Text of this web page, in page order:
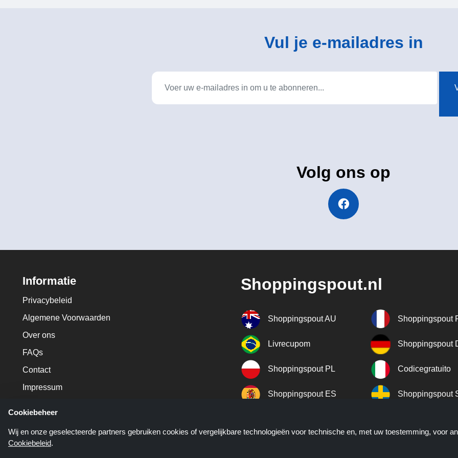
Vul je e-mailadres in
Volg ons op
Informatie
Privacybeleid
Algemene Voorwaarden
Over ons
FAQs
Contact
Impressum
Shoppingspout.nl
Shoppingspout AU Shoppingspout
Livrecupom Shoppingspout
Shoppingspout PL Codicegratuito
Shoppingspout ES Shoppingspout
Cookiebeheer
Wij en onze geselecteerde partners gebruiken cookies of vergelijkbare technologieën voor technische en, met uw toestemming, voor
Cookiebeleid.